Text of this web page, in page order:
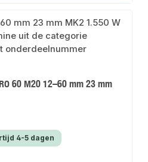
60 M20 12–60 mm 23 mm
4-5 dagen